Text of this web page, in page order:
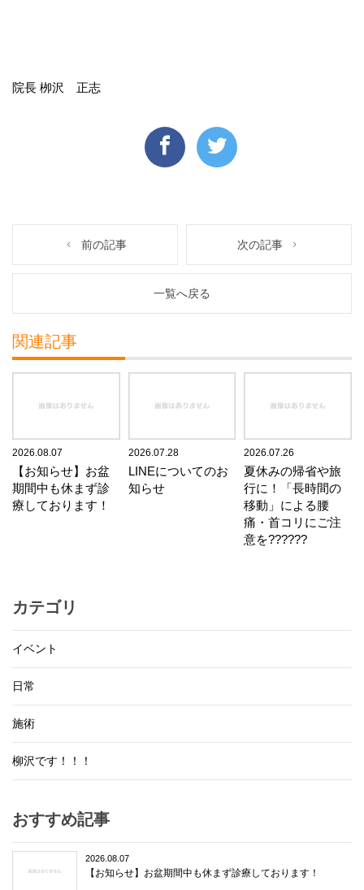
院長 栁沢 正志
前の記事 次の記事
一覧へ戻る
関連記事
2026.08.07
【お知らせ】お盆
期間中も休まず診
療しております！
2026.07.28
LINEについてのお
知らせ
2026.07.26
夏休みの帰省や旅
行に！「長時間の
移動」による腰
痛・首コリにご注
意を??????
カテゴリ
イベント
日常
施術
柳沢です！！！
おすすめ記事
2026.08.07
【お知らせ】お盆期間中も休まず診療しております！